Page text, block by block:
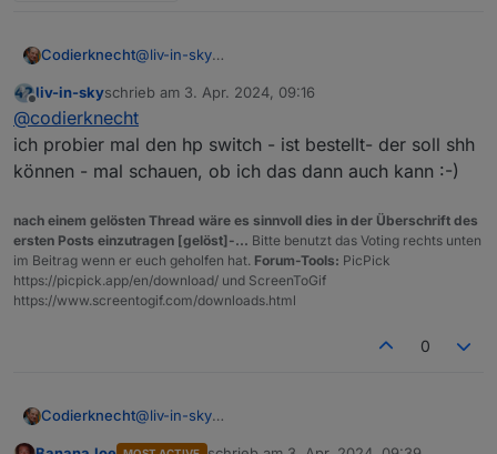
Codierknecht@liv-in-sky
Hersteller angefragt, ob der per API zu steuern
ist.
Leider nicht.
Müsste man vermutlich selbst stricken. Der ist ja
auch per Web-Frontend ansprechbar.
Und da läuft auch nur JS.
Dazu fehlen mir aber Zeit und Muße.
Zur reinen Überwachung (Zabbix) reicht mir
aber SNMP.
Offline
liv-in-skyschrieb am 3. Apr. 2024, 09:16
zuletzt editiert von
@codierknecht
ich probier mal den hp switch - ist bestellt- der soll shh
können - mal schauen, ob ich das dann auch kann :-)
nach einem gelösten Thread wäre es sinnvoll dies in der Überschrift des
ersten Posts einzutragen [gelöst]-... Bitte benutzt das Voting rechts unten
im Beitrag wenn er euch geholfen hat. Forum-Tools: PicPick
https://picpick.app/en/download/ und ScreenToGif
https://www.screentogif.com/downloads.html
0
Codierknecht@liv-in-sky